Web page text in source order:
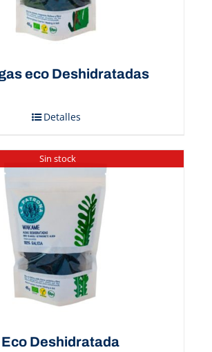
eco Deshidratadas
Detalles
Sin stock
Deshidratada